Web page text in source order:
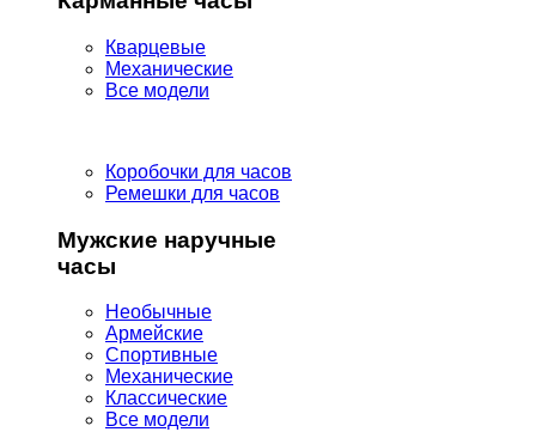
Кварцевые
Механические
Все модели
Коробочки для часов
Ремешки для часов
Мужские наручные
часы
Необычные
Армейские
Спортивные
Механические
Классические
Все модели